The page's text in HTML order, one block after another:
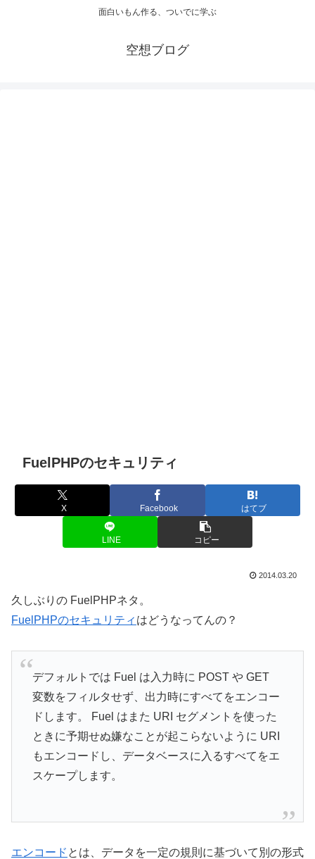
面白いもん作る、ついでに学ぶ
空想ブログ
FuelPHPのセキュリティ
X Facebook はてブ
LINE コピー
2014.03.20
久しぶりの FuelPHPネタ。
FuelPHPのセキュリティ はどうなってんの？
デフォルトでは Fuel は入力時に POST や GET
変数をフィルタせず、出力時にすべてをエンコー
ドします。 Fuel はまた URI セグメントを使った
ときに予期せぬ嫌なことが起こらないように URI
もエンコードし、データベースに入るすべてをエ
スケープします。
エンコード とは、データを一定の規則に基づいて別の形式